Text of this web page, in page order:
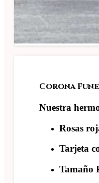
Corona
Nuestra
Rosas
Tarjeta
Tamaño